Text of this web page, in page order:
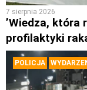
7 sierpnia 2026
’Wiedza, która
profilaktyki
POLICJA